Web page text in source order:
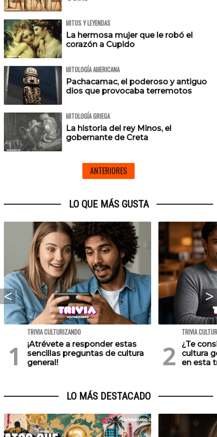
MITOS Y LEYENDAS
La hermosa mujer que le robó el
corazón a Cupido
MITOLOGÍA AMERICANA
Pachacamac, el poderoso y antiguo
dios que provocaba terremotos
MITOLOGÍA GRIEGA
La historia del rey Minos, el
gobernante de Creta
ANTERIORES
LO QUE MÁS GUSTA
TRIVIA CULTURIZANDO
¡Atrévete a responder estas
sencillas preguntas de cultura
general!
TRIVIA
¿Te
cultura
en esta
LO MÁS DESTACADO